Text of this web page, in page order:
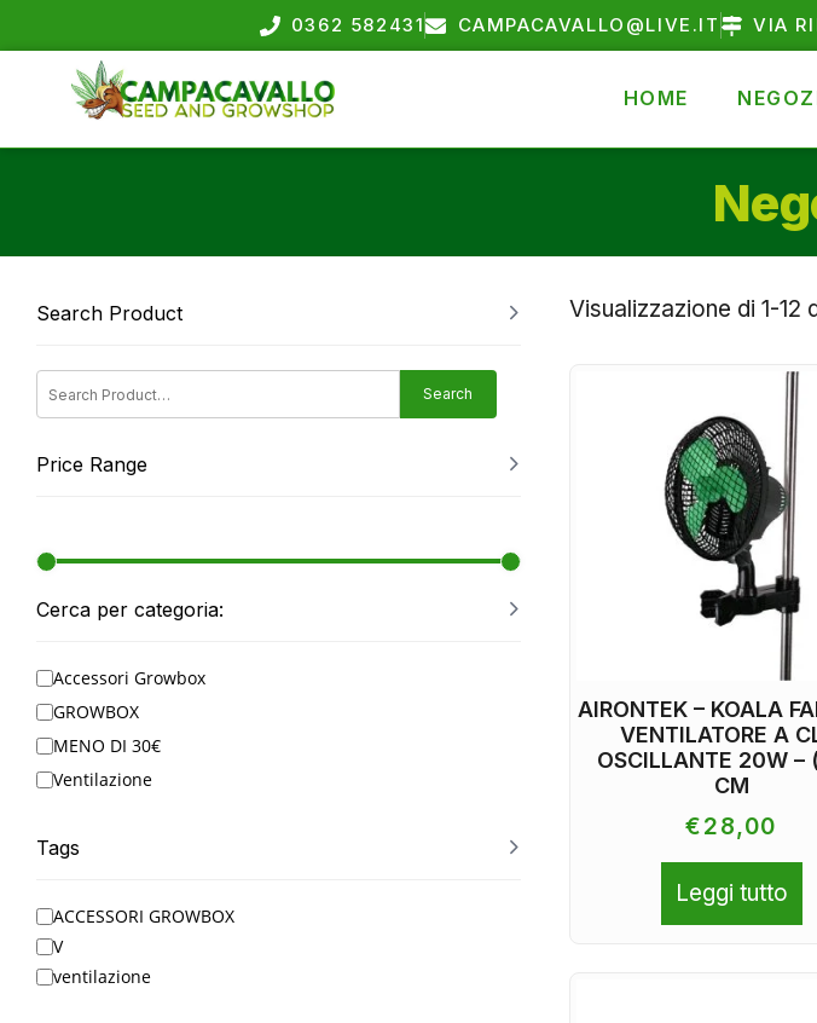
0362 582431 CAMPACAVALLO@LIVE.IT VIA
HOME
Search Product
Search
Price Range
Cerca per categoria:
Accessori Growbox
GROWBOX
MENO DI 30€
Ventilazione
Tags
ACCESSORI GROWBOX
V
ventilazione
Visualizzazione di 1-12
AIRONTEK – KOALA
VENTILATORE A
OSCILLANTE 20W –
CM
€28,00
Leggi tutto